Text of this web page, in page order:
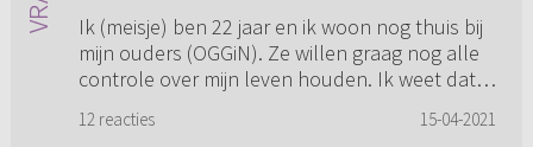
Ik (meisje) ben 22 jaar en ik woon nog thuis bij
mijn ouders (OGGiN). Ze willen graag nog alle
controle over mijn leven houden. Ik weet dat
graag hun kinde...
12 reacties 15-04-2021